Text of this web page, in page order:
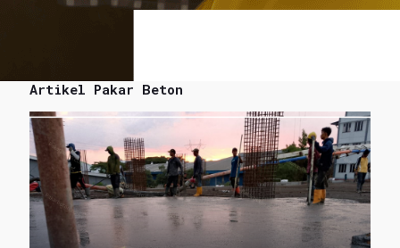
Artikel Pakar Beton